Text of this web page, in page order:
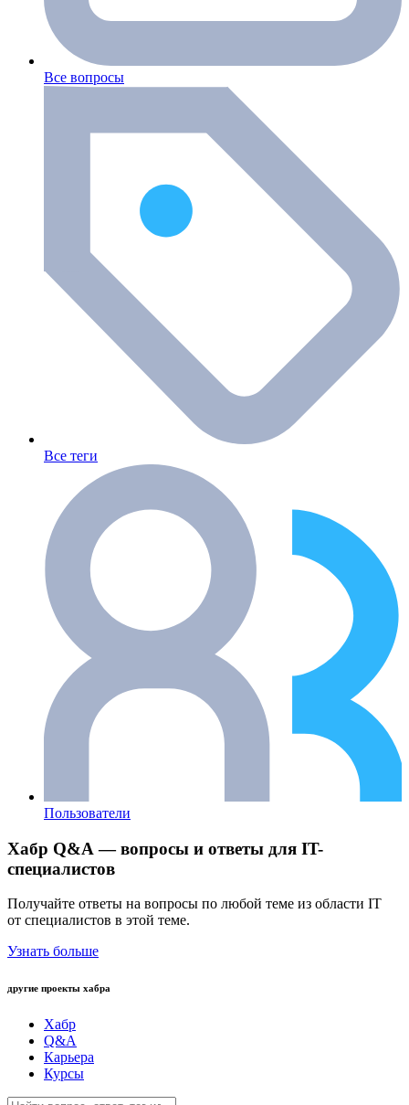
Все вопросы
Все теги
Пользователи
Хабр Q&A — вопросы и ответы для IT-
специалистов
Получайте ответы на вопросы по любой теме из области IT
от специалистов в этой теме.
Узнать больше
другие проекты хабра
Хабр
Q&A
Карьера
Курсы